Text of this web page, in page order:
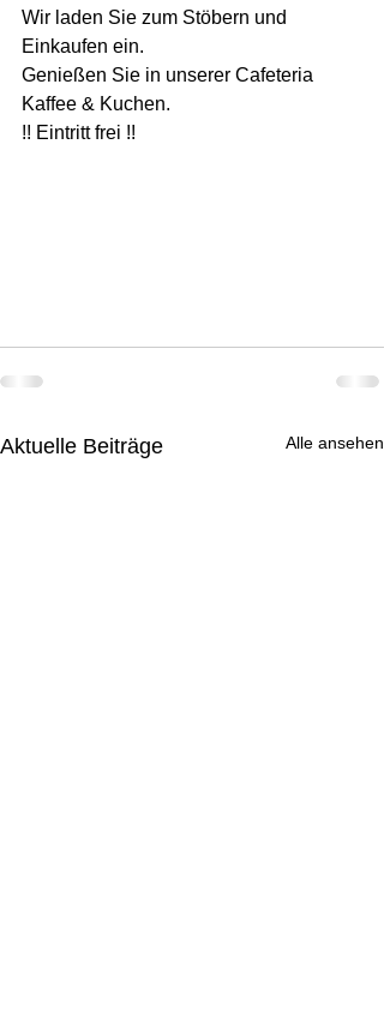
Wir laden Sie zum Stöbern und
Einkaufen ein.
Genießen Sie in unserer Cafeteria
Kaffee & Kuchen.
!! Eintritt frei !!
Aktuelle Beiträge Alle ansehen